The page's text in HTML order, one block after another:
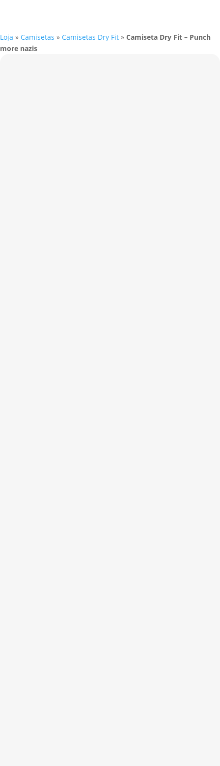
Loja » Camisetas » Camisetas Dry Fit » Camiseta Dry Fit – Punch
more nazis